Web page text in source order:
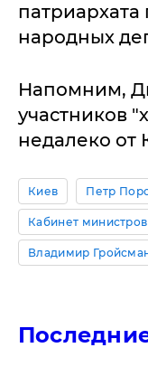
народных
Напомним,
участников
недалеко от
Киев Петр
Кабинет министров
Владимир